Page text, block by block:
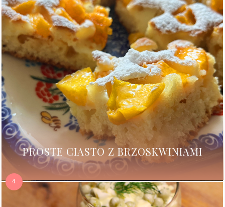
PROSTE CIASTO Z BRZOSKWINIAMI